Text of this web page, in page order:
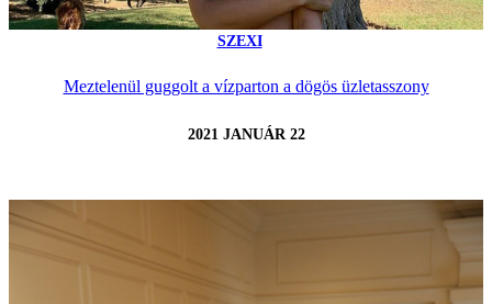
SZEXI
Meztelenül guggolt a vízparton a dögös üzletasszony
2021 JANUÁR 22